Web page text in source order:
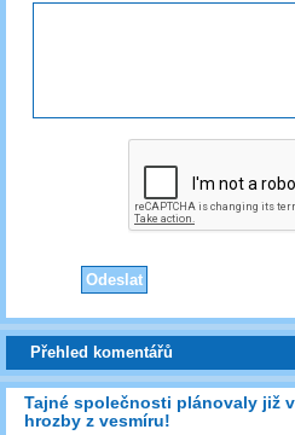
Přehled komentářů
Tajné společnosti plánovaly již
hrozby z vesmíru!